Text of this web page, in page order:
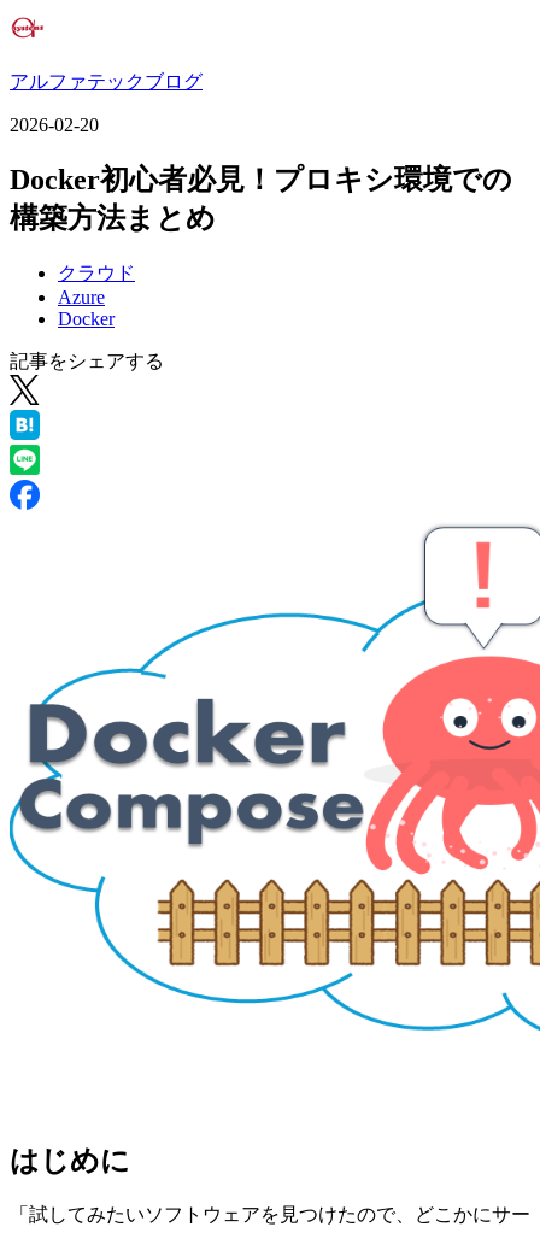
アルファテックブログ
2026-02-20
Docker初心者必見！プロキシ環境での
構築方法まとめ
クラウド
Azure
Docker
記事をシェアする
はじめに
「試してみたいソフトウェアを見つけたので、どこかにサー